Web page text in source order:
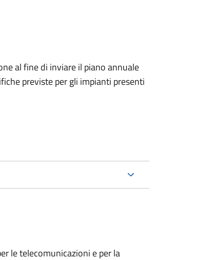
al fine di inviare il piano annuale
previste per gli impianti presenti
le telecomunicazioni e per la